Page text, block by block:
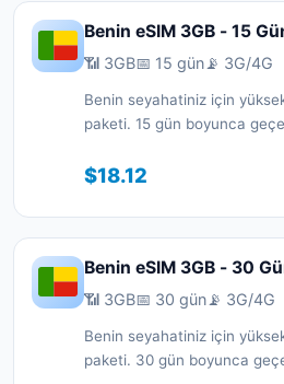
Benin eSIM 3GB - 15
📶 3GB📅 15 gün📡 3G/4G
Benin seyahatiniz için
paketi. 15 gün boyunca
$18.12
Benin eSIM 3GB - 30
📶 3GB📅 30 gün📡 3G/4G
Benin seyahatiniz için
paketi. 30 gün boyunca